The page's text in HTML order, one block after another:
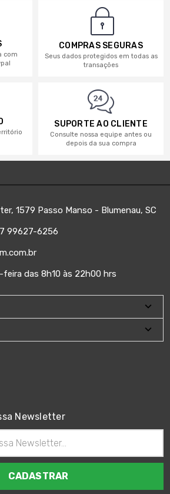
com
COMPRAS SEGURAS
Seus dados protegidos em todas as
transações
SUPORTE AO CLIENTE
Consulte nossa equipe antes ou
depois da sua compra
1579 Passo Manso - Blumenau, SC
99627-6256
das 8h10 às 22h00 hrs
Newsletter